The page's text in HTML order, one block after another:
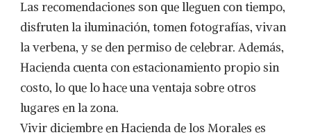
Las recomendaciones son que lleguen con tiempo,
disfruten la iluminación, tomen fotografías, vivan
la verbena, y se den permiso de celebrar. Además,
Hacienda cuenta con estacionamiento propio sin
costo, lo que lo hace una ventaja sobre otros
lugares en la zona.
Vivir diciembre en Hacienda de los Morales es